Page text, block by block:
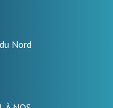
Nord